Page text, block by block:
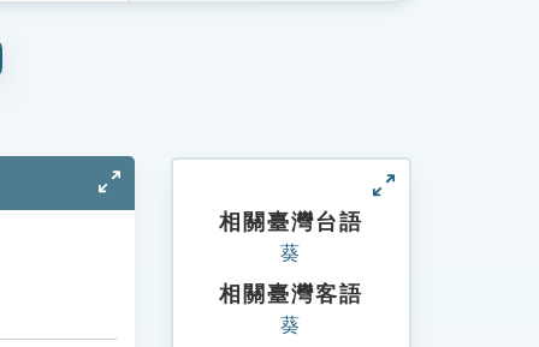
相關臺灣台語
葵
相關臺灣客語
葵